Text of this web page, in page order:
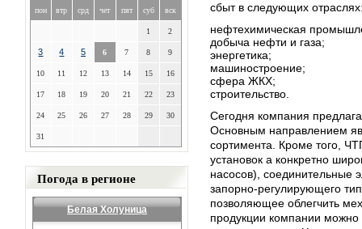
пон втр срд чет пят суб вск
1 2
3 4 5 6 7 8 9
10 11 12 13 14 15 16
17 18 19 20 21 22 23
24 25 26 27 28 29 30
31
Погода в регионе
Белая Холуница
сбыт в следующих
нефтехимическая
добыча нефти и газа;
энергетика;
машиностроение;
сфера ЖКХ;
строительство.
Сегодня компания
Основным направлением
сортимента. Кроме того,
установок а конкретно
насосов), соединительные
запорно-регулирующего
позволяющее облегчить
продукции компании можно